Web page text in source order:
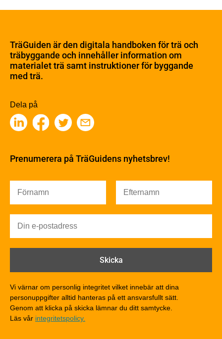
Skogsbruk
Barrträdets uppbyggnad
Träets egenskaper och kvalitet
Träbaserade produkter
Kemisk behandling
Fakta om Limträ
Värmeisolering och lufttäthet
Ljud
Brandsäkerhet
Brandsäkerhet
Brandförlopp i byggnader
Brandklasser för material och konstruktioner
Träkonstruktioners brandmotstånd
Detaljlösningar
Träytors brandegenskaper
Tekniska byten med sprinkler
Riskvärdering i flervåningsbostadshus
TräGuiden är den digitala handboken för trä och
träbyggande och innehåller information om
materialet trä samt instruktioner för byggande
med trä.
Dela på
Prenumerera på TräGuidens nyhetsbrev!
Vi värnar om personlig integritet vilket innebär att dina
personuppgifter alltid hanteras på ett ansvarsfullt sätt.
Genom att klicka på skicka lämnar du ditt samtycke.
Läs vår integritetspolicy.